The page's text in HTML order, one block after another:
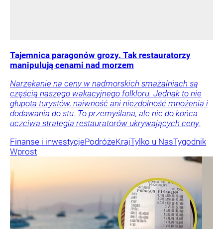
Tajemnica paragonów grozy. Tak restauratorzy
manipulują cenami nad morzem
Narzekanie na ceny w nadmorskich smażalniach są
częścią naszego wakacyjnego folkloru. Jednak to nie
głupota turystów, naiwność ani niezdolność mnożenia i
dodawania do stu. To przemyślana, ale nie do końca
uczciwa strategia restauratorów ukrywających ceny.
Finanse i inwestycjePodróżeKrajTylko u NasTygodnik
Wprost